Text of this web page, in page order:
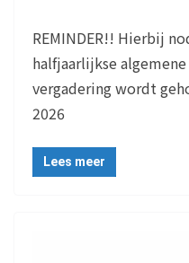
REMINDER!! Hierbij
halfjaarlijkse
vergadering wordt
2026
Lees meer